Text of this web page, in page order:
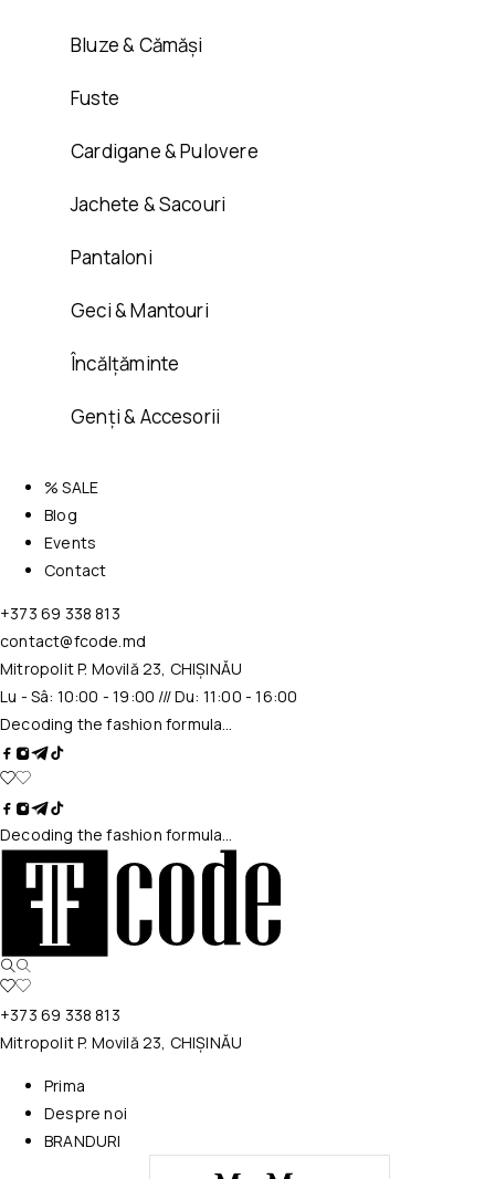
Bluze & Cămăși
Fuste
Cardigane & Pulovere
Jachete & Sacouri
Pantaloni
Geci & Mantouri
Încălțăminte
Genți & Accesorii
% SALE
Blog
Events
Contact
+373 69 338 813
contact@fcode.md
Mitropolit P. Movilă 23, CHIȘINĂU
Lu - Sâ: 10:00 - 19:00 /// Du: 11:00 - 16:00
Decoding the fashion formula…
Decoding the fashion formula…
+373 69 338 813
Mitropolit P. Movilă 23, CHIȘINĂU
Prima
Despre noi
BRANDURI